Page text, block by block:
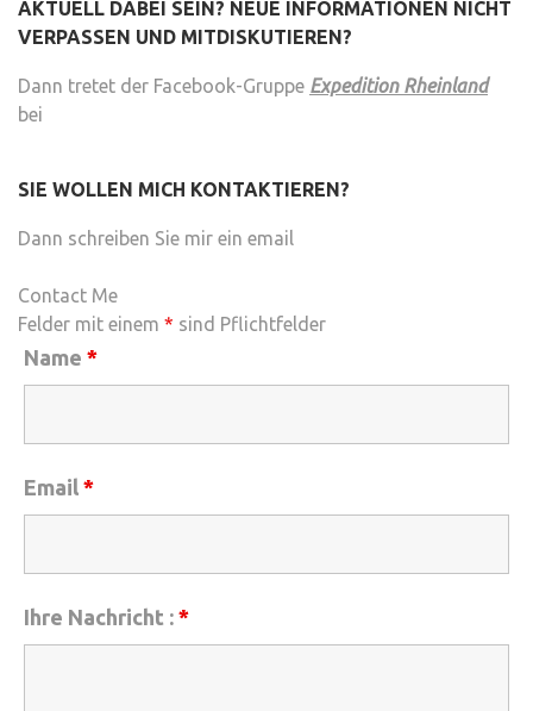
AKTUELL DABEI SEIN? NEUE INFORMATIONEN NICHT
VERPASSEN UND MITDISKUTIEREN?
Dann tretet der Facebook-Gruppe Expedition Rheinland
bei
SIE WOLLEN MICH KONTAKTIEREN?
Dann schreiben Sie mir ein email
Contact Me
Felder mit einem * sind Pflichtfelder
Name *
Email *
Ihre Nachricht : *